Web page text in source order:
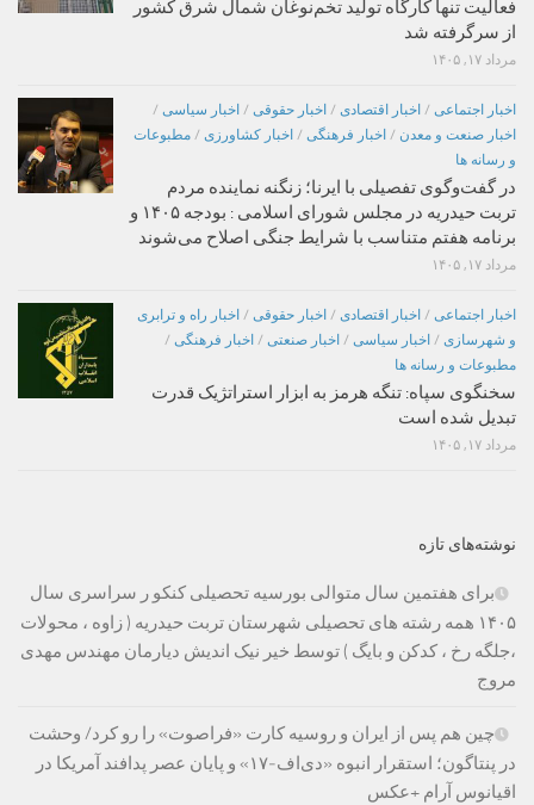
فعالیت تنها کارگاه تولید تخم‌نوغان شمال شرق کشور
از سرگرفته شد
مرداد ۱۷, ۱۴۰۵
اخبار اجتماعی / اخبار اقتصادی / اخبار حقوقی / اخبار سیاسی /
اخبار صنعت و معدن / اخبار فرهنگی / اخبار کشاورزی / مطبوعات
و رسانه ها
در گفت‌وگوی تفصیلی با ایرنا؛ زنگنه نماینده مردم
تربت حیدریه در مجلس شورای اسلامی : بودجه ۱۴۰۵ و
برنامه هفتم متناسب با شرایط جنگی اصلاح می‌شوند
مرداد ۱۷, ۱۴۰۵
اخبار اجتماعی / اخبار اقتصادی / اخبار حقوقی / اخبار راه و ترابری
و شهرسازی / اخبار سیاسی / اخبار صنعتی / اخبار فرهنگی /
مطبوعات و رسانه ها
سخنگوی سپاه: تنگه هرمز به ابزار استراتژیک قدرت
تبدیل شده است
مرداد ۱۷, ۱۴۰۵
نوشته‌های تازه
برای هفتمین سال متوالی بورسیه تحصیلی کنکو ر سراسری سال
۱۴۰۵ همه رشته های تحصیلی شهرستان تربت حیدریه ( زاوه ، محولات
،جلگه رخ ، کدکن و بایگ ) توسط خیر نیک اندیش دیارمان مهندس مهدی
مروج
چین هم پس از ایران و روسیه کارت «فراصوت» را رو کرد/ وحشت
در پنتاگون؛ استقرار انبوه «دی‌اف‑۱۷» و پایان عصر پدافند آمریکا در
اقیانوس آرام +عکس